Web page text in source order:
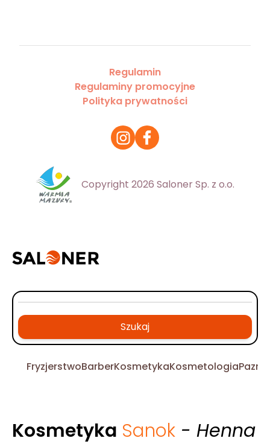
Regulamin
Regulaminy promocyjne
Polityka prywatności
Copyright 2026 Saloner Sp. z o.o.
Szukaj
FryzjerstwoBarberKosmetykaKosmetologia
Kosmetyka Sanok - Henna